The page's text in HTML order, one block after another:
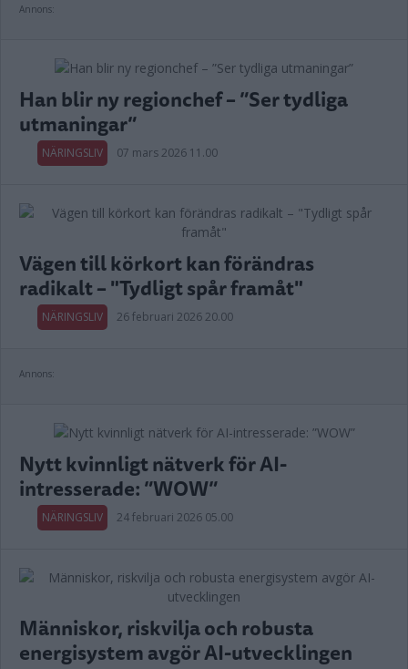
Annons:
Han blir ny regionchef – ”Ser tydliga
utmaningar”
NÄRINGSLIV 07 mars 2026 11.00
Vägen till körkort kan förändras
radikalt – "Tydligt spår framåt"
NÄRINGSLIV 26 februari 2026 20.00
Annons:
Nytt kvinnligt nätverk för AI-
intresserade: ”WOW”
NÄRINGSLIV 24 februari 2026 05.00
Människor, riskvilja och robusta
energisystem avgör AI-utvecklingen